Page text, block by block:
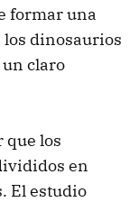
formar una
los dinosaurios
claro
que los
en
El estudio